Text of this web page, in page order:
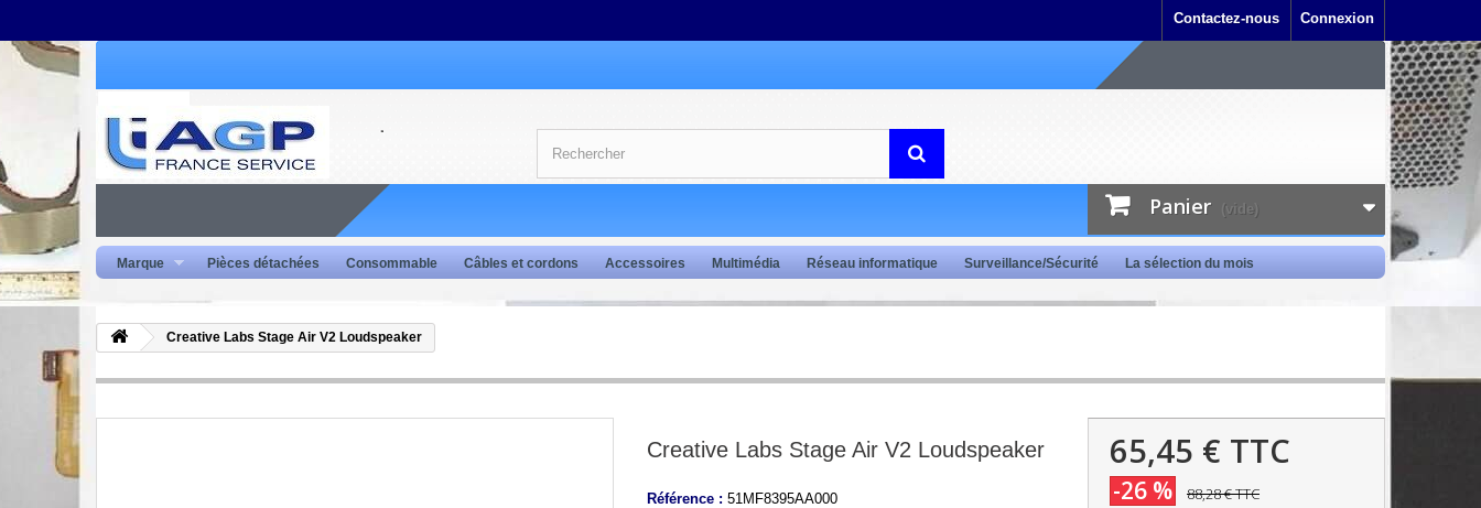
Connexion
Contactez-nous
Panier (vide)
Marque Pièces détachées Consommable Câbles et cordons Accessoires Multimédia Réseau informatique Surveillance/Sécurité La sélection du mois
Creative Labs Stage Air V2 Loudspeaker
Creative Labs Stage Air V2 Loudspeaker
Référence : 51MF8395AA000
65,45 € TTC
-26 % 88,28 €TTC